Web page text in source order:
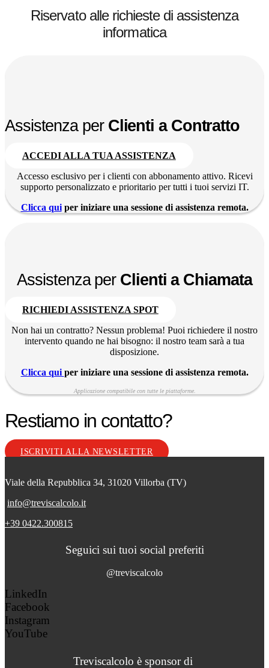
Riservato alle richieste di assistenza
informatica
Assistenza per Clienti a Contratto
ACCEDI ALLA TUA ASSISTENZA
Accesso esclusivo per i clienti con abbonamento attivo. Ricevi
supporto personalizzato e prioritario per tutti i tuoi servizi IT.
Clicca quiper iniziare una sessione di assistenza remota.
Assistenza per Clienti a Chiamata
RICHIEDI ASSISTENZA SPOT
Non hai un contratto? Nessun problema! Puoi richiedere il nostro
intervento quando ne hai bisogno: il nostro team sarà a tua
disposizione.
Clicca qui per iniziare una sessione di assistenza remota.
Applicazione compatibile con tutte le piattaforme.
Restiamo in contatto?
ISCRIVITI ALLA NEWSLETTER
Viale della Repubblica 34, 31020 Villorba (TV)
info@treviscalcolo.it
+39 0422.300815
Seguici sui tuoi social preferiti
@treviscalcolo
LinkedIn
Facebook
Instagram
YouTube
Treviscalcolo è sponsor di